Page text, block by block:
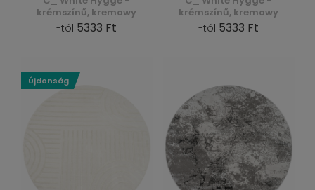
krémszínű, kremowy
-tól 5333 Ft
krémszínű, kremowy
-tól 5333 Ft
Újdonság